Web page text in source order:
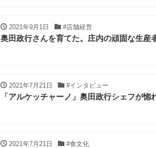
2021年9月1日 #店舗経営
奥田政行さんを育てた。庄内の頑固な生産
2021年7月21日 #インタビュー
「アルケッチャーノ」奥田政行シェフが惚
2021年7月21日 #食文化